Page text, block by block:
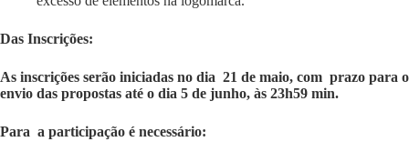
Das Inscrições:
As inscrições serão iniciadas no dia 21 de maio, com prazo para o
envio das propostas até o dia 5 de junho, às 23h59 min.
Para a participação é necessário: